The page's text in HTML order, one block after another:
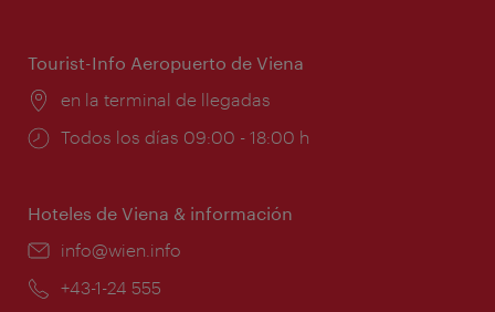
Tourist-Info Aeropuerto de Viena
Lugar:
en la terminal de llegadas
Horarios
Todos los días 09:00 - 18:00 h
Hoteles de Viena & información
e-
info@wien.info
Teléfono:
+43-1-24 555